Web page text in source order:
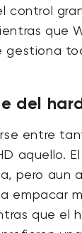
control
que
gestiona
del
entre
aquello.
pero aun
empacar
que el